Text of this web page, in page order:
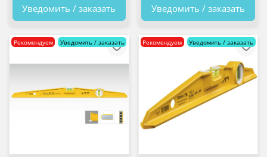
Уведомить / заказать Уведомить / заказать
Рекомендуем Уведомить / заказать Рекомендуем Уведомить / заказать